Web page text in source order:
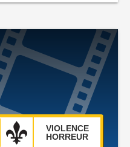
VIOLENCE
HORREUR